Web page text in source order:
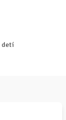
detí